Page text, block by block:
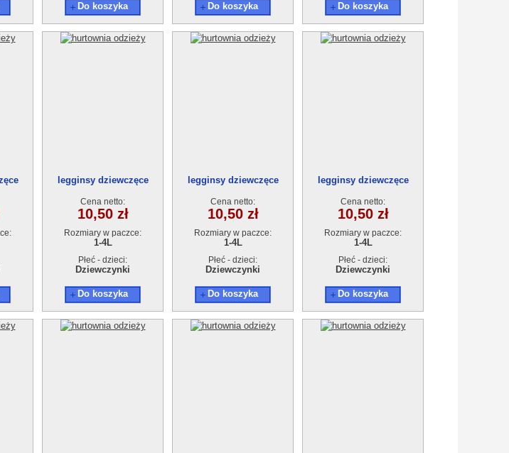
Do koszyka Do koszyka Do koszyka
legginsy dziewczęce
Cena netto:
10,50 zł
Rozmiary w paczce:
1-4L
Płeć - dzieci:
Dziewczynki
Do koszyka
legginsy dziewczęce
Cena netto:
10,50 zł
Rozmiary w paczce:
1-4L
Płeć - dzieci:
Dziewczynki
Do koszyka
legginsy dziewczęce
Cena netto:
10,50 zł
Rozmiary w paczce:
1-4L
Płeć - dzieci:
Dziewczynki
Do koszyka